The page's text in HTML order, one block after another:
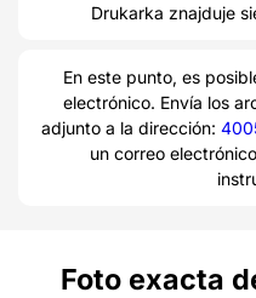
Drukarka znajduje
En este punto, es
electrónico. Envía los
adjunto a la dirección:
un correo
Foto exacta